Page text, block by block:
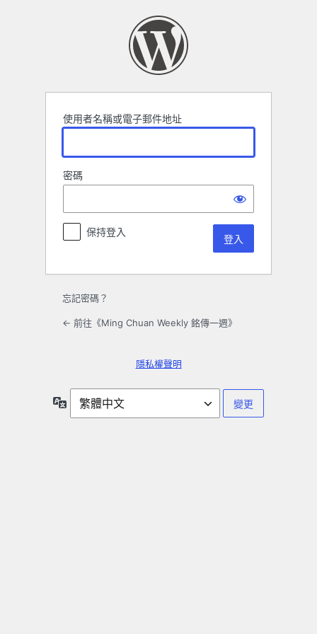
使用者名稱或電子郵件地址
密碼
保持登入
忘記密碼？
← 前往《Ming Chuan Weekly 銘傳一週》
隱私權聲明
言